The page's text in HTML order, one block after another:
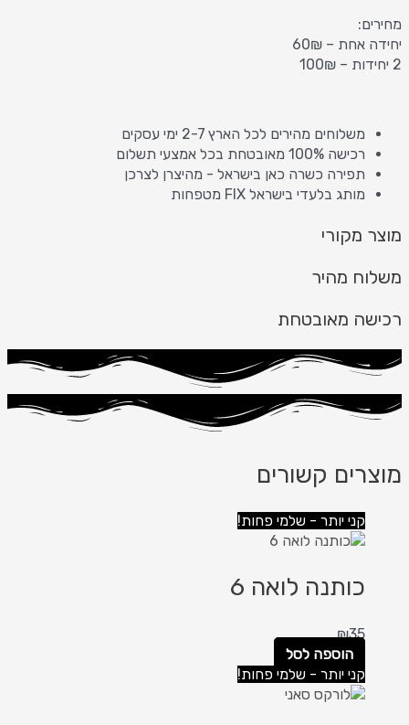
מחירים:
יחידה אחת – 60₪
2 יחידות – 100₪
משלוחים מהירים לכל הארץ 2-7 ימי עסקים
רכישה 100% מאובטחת בכל אמצעי תשלום
תפירה כשרה כאן בישראל - מהיצרן לצרכן
מותג בלעדי בישראל FIX מטפחות
מוצר מקורי
משלוח מהיר
רכישה מאובטחת
מוצרים קשורים
קני יותר - שלמי פחות!
כותנה לואה 6
₪35
הוספה לסל
קני יותר - שלמי פחות!